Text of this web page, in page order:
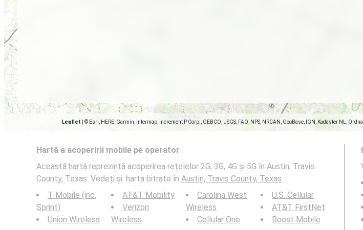
Leaflet © Esri, HERE, Garmin, Intermap, increment P Corp., GEBCO, USGS, FAO, NPS, NRCAN, GeoBase, IGN, Kadaster NL,
Hartă a acoperirii mobile pe operator
Această hartă reprezintă acoperirea rețelelor 2G, 3G, 4G și 5G în Austin, Travis
County, Texas. Vedeți și: harta bitrate în Austin, Travis County, Texas.
T-Mobile (inc.
Sprint)
Union Wireless
AT&T Mobility
Verizon
Wireless
Carolina West
Wireless
Cellular One
U.S. Cellular
AT&T FirstNet
Boost Mobile